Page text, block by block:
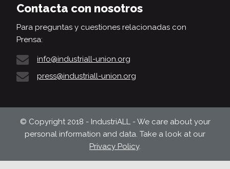
Contacta con nosotros
Para preguntas y cuestiones relacionadas con
Prensa:
info@industriall-union.org
press@industriall-union.org
© Copyright 2018 - IndustriALL - We care about your
personal information and data. Take a look at our
Privacy Policy.